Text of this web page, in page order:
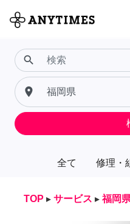
全て 修理・
search
place
TOP ▸ サービス ▸ 福岡